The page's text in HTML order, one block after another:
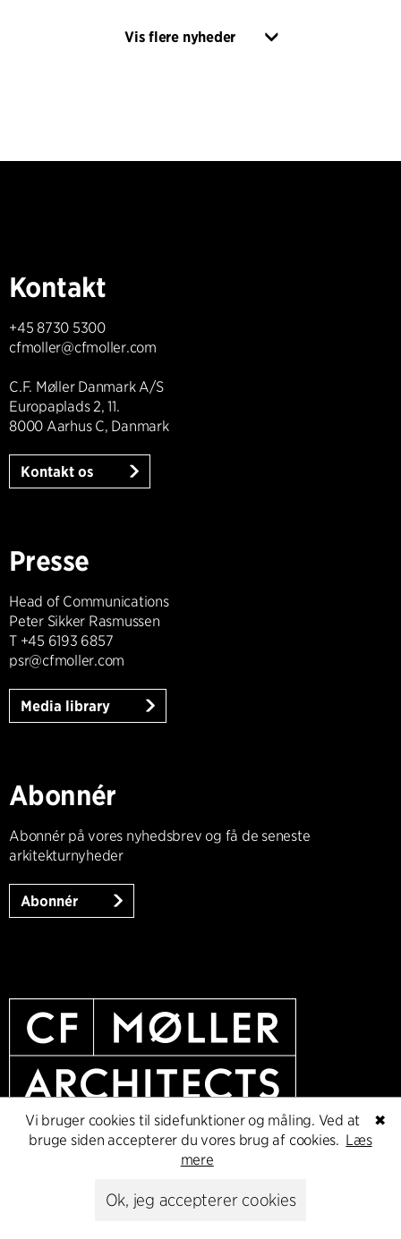
Vis flere nyheder
Kontakt
+45 8730 5300
cfmoller@cfmoller.com
C.F. Møller Danmark A/S
Europaplads 2, 11.
8000 Aarhus C, Danmark
Kontakt os
Presse
Head of Communications
Peter Sikker Rasmussen
T +45 6193 6857
psr@cfmoller.com
Media library
Abonnér
Abonnér på vores nyhedsbrev og få de seneste
arkitekturnyheder
Abonnér
✖
Vi bruger cookies til sidefunktioner og måling. Ved at
bruge siden accepterer du vores brug af cookies. Læs
mere
Ok, jeg accepterer cookies